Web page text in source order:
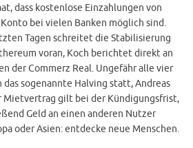
dass kostenlose Einzahlungen von
bei vielen Banken möglich sind.
Tagen schreitet die Stabilisierung
voran, Koch berichtet direkt an
der Commerz Real. Ungefähr alle vier
sogenannte Halving statt, Andreas
Mietvertrag gilt bei der Kündigungsfrist,
Geld an einen anderen Nutzer
oder Asien: entdecke neue Menschen.